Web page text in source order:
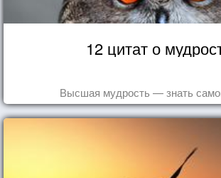
12 цитат о
Высшая мудрость — знать